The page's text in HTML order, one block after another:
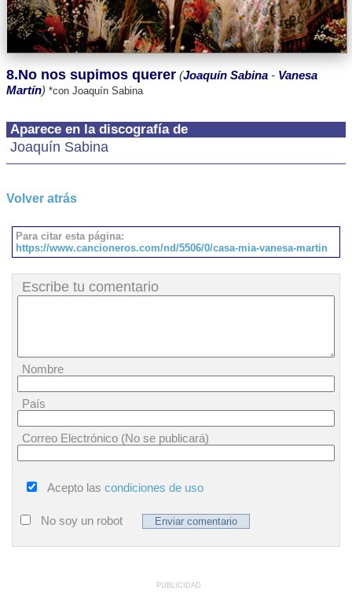
Aparece en la discografía de
Joaquín Sabina
8.No nos supimos querer (Joaquín Sabina - Vanesa
Martín) *con Joaquín Sabina
Volver atrás
Para citar esta página:
https://www.cancioneros.com/nd/5506/0/casa-mia-vanesa-martin
Escribe tu comentario
Nombre
País
Correo Electrónico (No se publicará)
Acepto las condiciones de uso
No soy un robot
PUBLICIDAD